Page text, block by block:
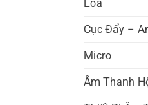
Loa
Cục Đẩy –
Micro
Âm Thanh